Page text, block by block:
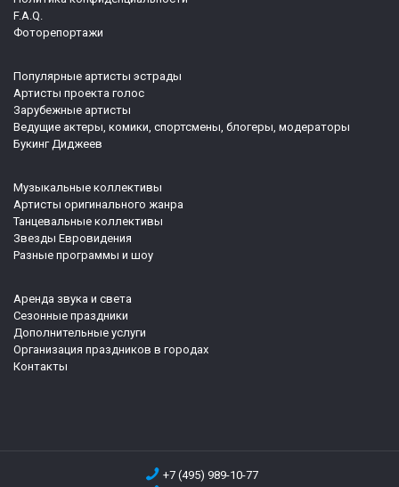
F.A.Q.
Фоторепортажи
Популярные артисты эстрады
Артисты проекта голос
Зарубежные артисты
Ведущие актеры, комики, спортсмены, блогеры, модераторы
Букинг Диджеев
Музыкальные коллективы
Артисты оригинального жанра
Танцевальные коллективы
Звезды Евровидения
Разные программы и шоу
Аренда звука и света
Сезонные праздники
Дополнительные услуги
Организация праздников в городах
Контакты
+7 (495) 989-10-77